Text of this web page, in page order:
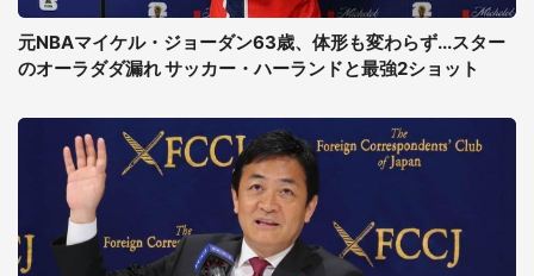
元NBAマイケル・ジョーダン63歳、体形も変わらず...スター
のオーラダダ漏れ サッカー・ハーランドと最強2ショット